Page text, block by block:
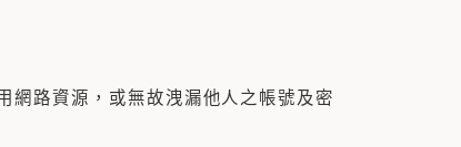
資源，或無故洩漏他人之帳號及密